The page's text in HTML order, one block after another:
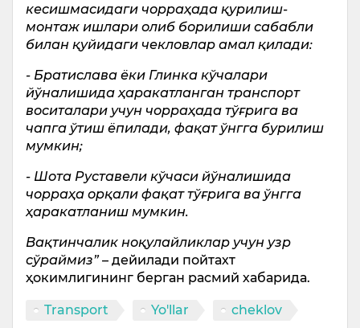
кесишмасидаги чорраҳада қурилиш-
монтаж ишлари олиб борилиши сабабли
билан қуйидаги чекловлар амал қилади:
- Братислава ёки Глинка кўчалари
йўналишида ҳаракатланган транспорт
воситалари учун чорраҳада тўғрига ва
чапга ўтиш ёпилади, фақат ўнгга бурилиш
мумкин;
- Шота Руставели кўчаси йўналишида
чорраҳа орқали фақат тўғрига ва ўнгга
ҳаракатланиш мумкин.
Вақтинчалик ноқулайликлар учун узр
сўраймиз”– дейилади пойтахт
ҳокимлигининг берган расмий хабарида.
Transport Yo'llar
cheklov